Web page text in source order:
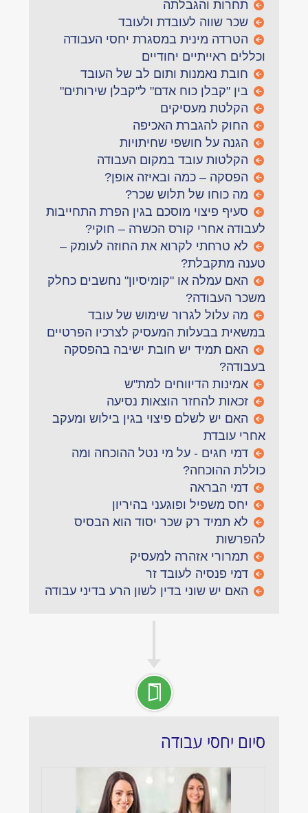
תחרות והגבלתה
שכר שווה לעובדת ולעובד
הטרדה מינית במסגרת יחסי העבודה
וכללים ראייתיים יחודיים
חובת נאמנות ותום לב של העובד
בין "קבלן כוח אדם" ל"קבלן שירותים"
הקלטת מעסיקים
החוק להגברת האכיפה
הגנה על חושפי שחיתויות
הקלטות עובד במקום העבודה
הפסקה – כמה ובאיזה אופן?
מה כוחו של תלוש שכר?
סעיף פיצוי מוסכם בגין הפרת התחייבות
לעבודה אחרי קורס הכשרה – חוקי?
לא טרחתי לקרוא את החוזה לעומק –
טענה מתקבלת?
האם עמלה או "קומיסיון" נחשבים כחלק
משכר העבודה?
מה עלול לגרור שימוש של עובד
במשאית בבעלות המעסיק לצרכיו הפרטיים
האם תמיד יש חובת ישיבה בהפסקה
בעבודה?
אמינות הדיווחים למת"ש
זכאות להחזר הוצאות נסיעה
האם יש לשלם פיצוי בגין בילוש ומעקב
אחרי עובדת
דמי חגים - על מי נטל ההוכחה ומה
כוללת ההוכחה?
דמי הבראה
יחס משפיל ופוגעני בהיריון
לא תמיד רק שכר יסוד הוא הבסיס
להפרשות
תמרורי אזהרה למעסיק
דמי פנסיה לעובד זר
האם יש שוני בדין לשון הרע בדיני עבודה
סיום יחסי עבודה